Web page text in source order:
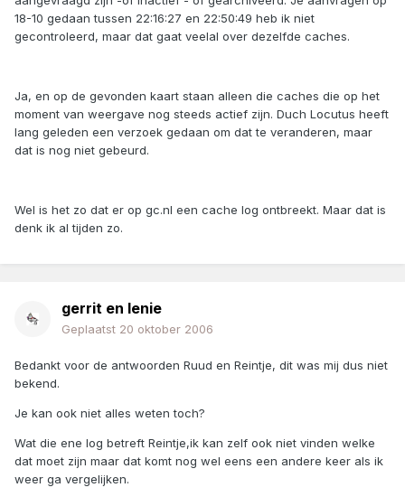
18-10 gedaan tussen 22:16:27 en 22:50:49 heb ik niet
gecontroleerd, maar dat gaat veelal over dezelfde caches.
Ja, en op de gevonden kaart staan alleen die caches die op het
moment van weergave nog steeds actief zijn. Duch Locutus heeft
lang geleden een verzoek gedaan om dat te veranderen, maar
dat is nog niet gebeurd.
Wel is het zo dat er op gc.nl een cache log ontbreekt. Maar dat is
denk ik al tijden zo.
gerrit en lenie
Geplaatst 20 oktober 2006
Bedankt voor de antwoorden Ruud en Reintje, dit was mij dus niet
bekend.
Je kan ook niet alles weten toch?
Wat die ene log betreft Reintje,ik kan zelf ook niet vinden welke
dat moet zijn maar dat komt nog wel eens een andere keer als ik
weer ga vergelijken.